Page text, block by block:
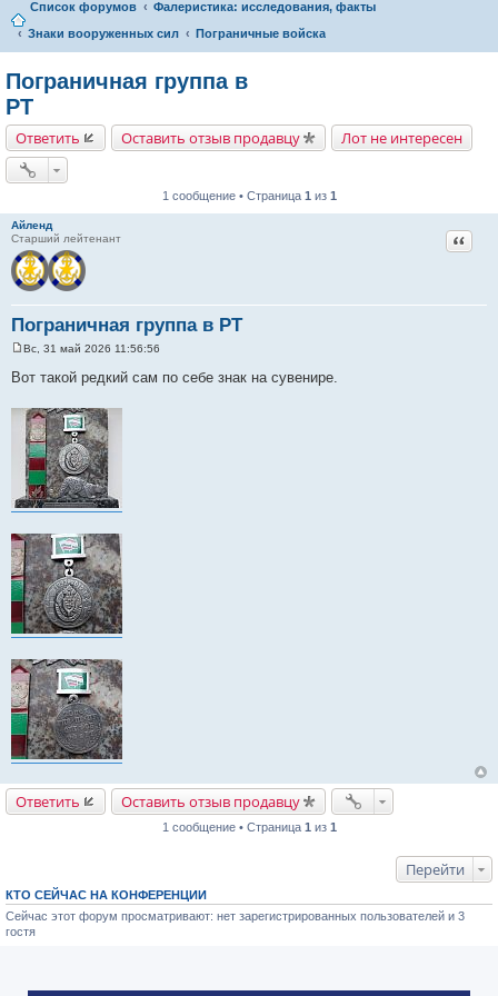
Список форумов
Фалеристика: исследования, факты
Знаки вооруженных сил
Пограничные войска
Пограничная группа в
РТ
Ответить Оставить отзыв продавцу Лот не интересен
1 сообщение • Страница 1 из 1
Айленд
Старший лейтенант
Пограничная группа в РТ
о
щ
е
н
и
е
Вс, 31 май 2026 11:56:56
Вот такой редкий сам по себе знак на сувенире.
Ответить Оставить отзыв продавцу
1 сообщение • Страница 1 из 1
Перейти
КТО СЕЙЧАС НА КОНФЕРЕНЦИИ
Сейчас этот форум просматривают: нет зарегистрированных пользователей и 3
гостя